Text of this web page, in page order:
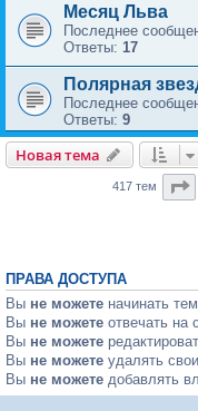
Месяц Льва
Последнее
Ответы: 17
Полярная
Последнее
Ответы: 9
Новая тема
417 тем
ПРАВА ДОСТУПА
Вы не можете начинать
Вы не можете отвечать на
Вы не можете
Вы не можете удалять
Вы не можете добавлять